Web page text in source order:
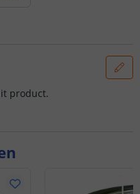
product.